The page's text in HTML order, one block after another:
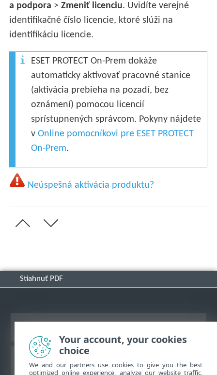
a podpora >Zmeniť licenciu. Uvidíte verejné
identifikačné číslo licencie, ktoré slúži na
identifikáciu licencie.
ESET PROTECT On-Prem dokáže
automaticky aktivovať pracovné stanice
(aktivácia prebieha na pozadí, bez
oznámení) pomocou licencií
sprístupnených správcom. Pokyny nájdete
vOnline pomocníkovi pre ESET PROTECT
On-Prem.
Neúspešná aktivácia produktu?
Stiahnuť PDF
Databáza znalostí ESET
Your account, your cookies
choice
We and our partners use cookies to give you the best
optimized online experience, analyze our website traffic,